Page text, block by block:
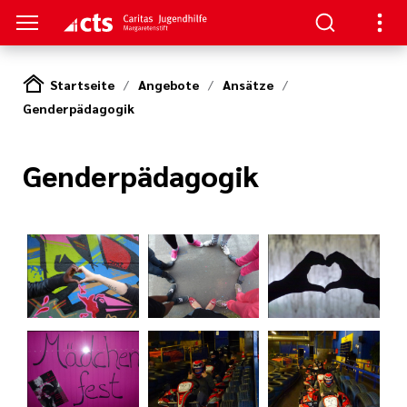
Sprechstunde
Startseite Angebote
Ansätze
Genderpädagogik
Genderpädagogik